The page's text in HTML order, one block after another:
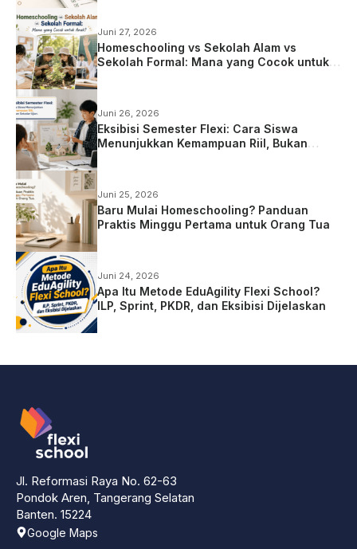
Juni 27, 2026
Homeschooling vs Sekolah Alam vs
Sekolah Formal: Mana yang Cocok untuk
Juni 26, 2026
Eksibisi Semester Flexi: Cara Siswa
Menunjukkan Kemampuan Riil, Bukan
Juni 25, 2026
Baru Mulai Homeschooling? Panduan
Praktis Minggu Pertama untuk Orang Tua
Juni 24, 2026
Apa Itu Metode EduAgility Flexi School?
ILP, Sprint, PKDR, dan Eksibisi Dijelaskan
Jl. Reformasi Raya No. 62-63
Pondok Aren, Tangerang Selatan
Banten. 15224
Google Maps